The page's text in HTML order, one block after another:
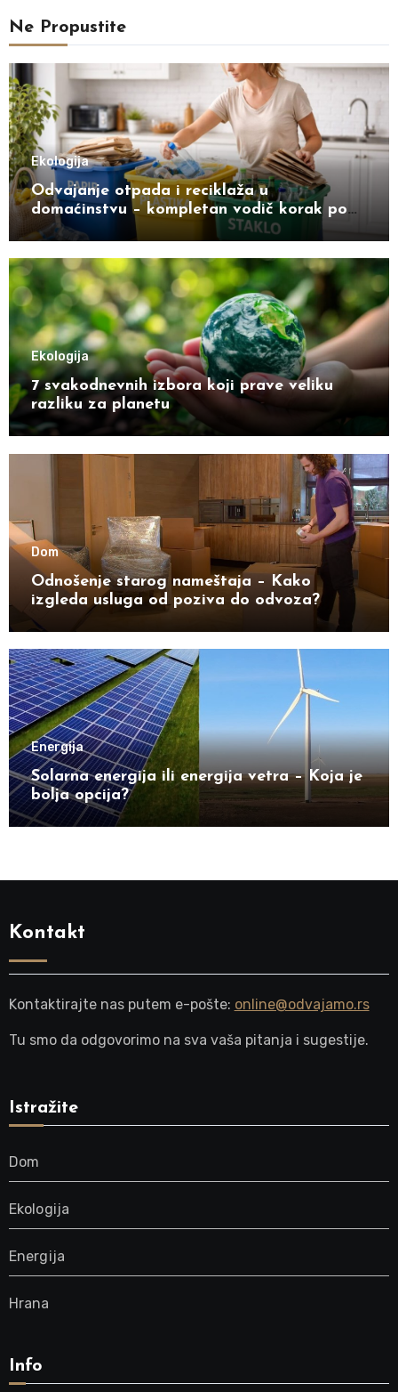
Ne Propustite
Ekologija
Odvajanje otpada i reciklaža u
domaćinstvu – kompletan vodič korak po
korak
Ekologija
7 svakodnevnih izbora koji prave veliku
razliku za planetu
Dom
Odnošenje starog nameštaja – Kako
izgleda usluga od poziva do odvoza?
Energija
Solarna energija ili energija vetra – Koja je
bolja opcija?
Kontakt
Kontaktirajte nas putem e-pošte: online@odvajamo.rs
Tu smo da odgovorimo na sva vaša pitanja i sugestije.
Istražite
Dom
Ekologija
Energija
Hrana
Info